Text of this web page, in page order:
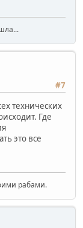
#7
технических
Где
это все
рабами.